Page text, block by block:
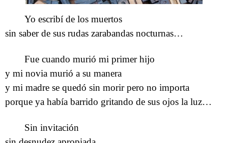
Yo escribí de los muertos
sin saber de sus rudas zarabandas nocturnas…
Fue cuando murió mi primer hijo
y mi novia murió a su manera
y mi madre se quedó sin morir pero no importa
porque ya había barrido gritando de sus ojos la luz…
Sin invitación